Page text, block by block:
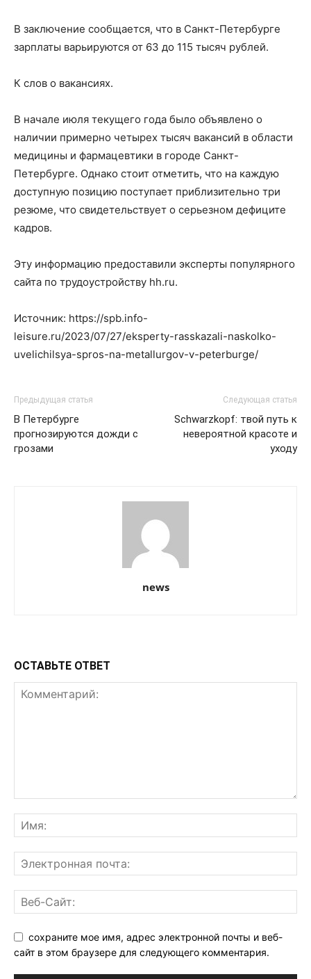
В заключение сообщается, что в Санкт-Петербурге
зарплаты варьируются от 63 до 115 тысяч рублей.
К слов о вакансиях.
В начале июля текущего года было объявлено о
наличии примерно четырех тысяч вакансий в области
медицины и фармацевтики в городе Санкт-
Петербурге. Однако стоит отметить, что на каждую
доступную позицию поступает приблизительно три
резюме, что свидетельствует о серьезном дефиците
кадров.
Эту информацию предоставили эксперты популярного
сайта по трудоустройству hh.ru.
Источник: https://spb.info-
leisure.ru/2023/07/27/eksperty-rasskazali-naskolko-
uvelichilsya-spros-na-metallurgov-v-peterburge/
Предыдущая статья
В Петербурге
прогнозируются дожди с
грозами
Следующая статья
Schwarzkopf: твой путь к
невероятной красоте и
уходу
news
ОСТАВЬТЕ ОТВЕТ
сохраните мое имя, адрес электронной почты и веб-
сайт в этом браузере для следующего комментария.